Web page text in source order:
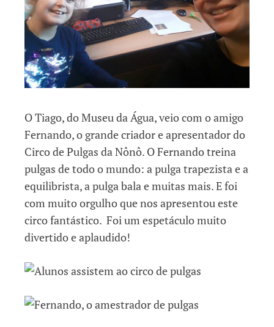
O Tiago, do Museu da Água, veio com o amigo
Fernando, o grande criador e apresentador do
Circo de Pulgas da Nônô. O Fernando treina
pulgas de todo o mundo: a pulga trapezista e a
equilibrista, a pulga bala e muitas mais. E foi
com muito orgulho que nos apresentou este
circo fantástico. Foi um espetáculo muito
divertido e aplaudido!